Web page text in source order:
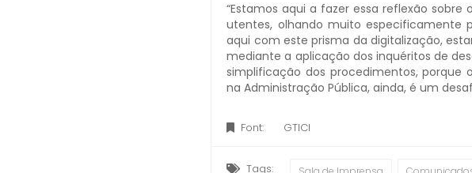
“Estamos aqui a fazer essa reflexão
utentes, olhando muito especificamente
aqui com este prisma da digitalização,
mediante a aplicação dos inquéritos de
simplificação dos procedimentos,
na Administração Pública, ainda, é um
Font: GTICI
Tags: